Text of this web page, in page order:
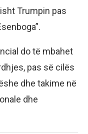
Trumpin pas
do të mbahet
pas së cilës
dhe takime në
dhe